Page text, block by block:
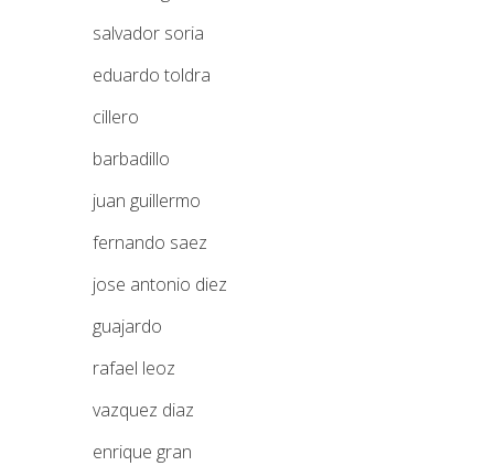
salvador soria
eduardo toldra
cillero
barbadillo
juan guillermo
fernando saez
jose antonio diez
guajardo
rafael leoz
vazquez diaz
enrique gran